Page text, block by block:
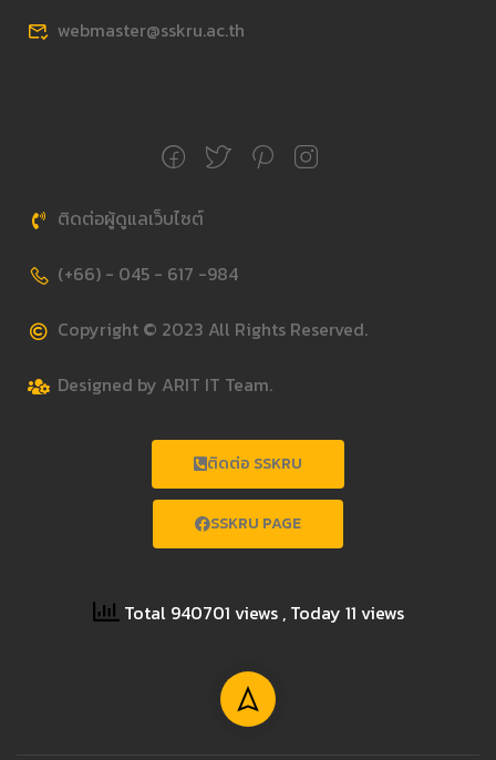
webmaster@sskru.ac.th
ติดต่อผู้ดูแลเว็บไซต์
(+66) - 045 - 617 -984
Copyright © 2023 All Rights Reserved.
Designed by ARIT IT Team.
ติดต่อ SSKRU
SSKRU PAGE
Total 940701 views , Today 11 views